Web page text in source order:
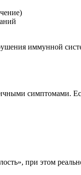
иммунной
симптомами.
при этом